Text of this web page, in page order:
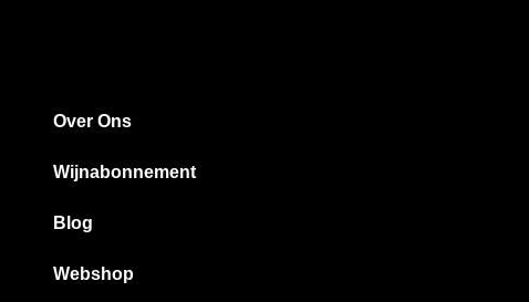
Over Ons
Wijnabonnement
Blog
Webshop